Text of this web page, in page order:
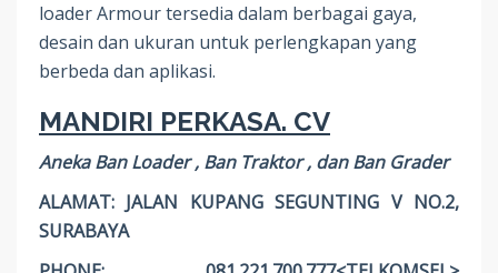
loader Armour tersedia dalam berbagai gaya,
desain dan ukuran untuk perlengkapan yang
berbeda dan aplikasi.
MANDIRI PERKASA. CV
Aneka Ban Loader , Ban Traktor , dan Ban Grader
ALAMAT: JALAN KUPANG SEGUNTING V NO.2,
SURABAYA